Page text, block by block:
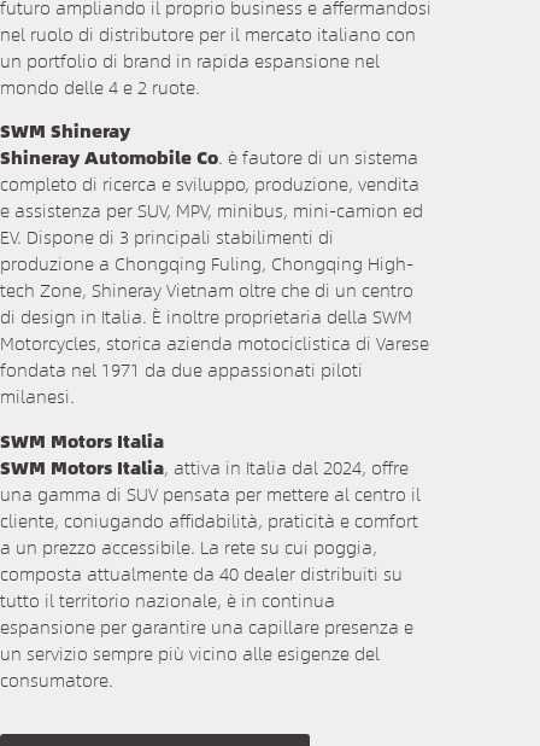
futuro ampliando il proprio business e affermandosi
nel ruolo di distributore per il mercato italiano con
un portfolio di brand in rapida espansione nel
mondo delle 4 e 2 ruote.
SWM Shineray
Shineray Automobile Co. è fautore di un sistema
completo di ricerca e sviluppo, produzione, vendita
e assistenza per SUV, MPV, minibus, mini-camion ed
EV. Dispone di 3 principali stabilimenti di
produzione a Chongqing Fuling, Chongqing High-
tech Zone, Shineray Vietnam oltre che di un centro
di design in Italia. È inoltre proprietaria della SWM
Motorcycles, storica azienda motociclistica di Varese
fondata nel 1971 da due appassionati piloti
milanesi.
SWM Motors Italia
SWM Motors Italia, attiva in Italia dal 2024, offre
una gamma di SUV pensata per mettere al centro il
cliente, coniugando affidabilità, praticità e comfort
a un prezzo accessibile. La rete su cui poggia,
composta attualmente da 40 dealer distribuiti su
tutto il territorio nazionale, è in continua
espansione per garantire una capillare presenza e
un servizio sempre più vicino alle esigenze del
consumatore.